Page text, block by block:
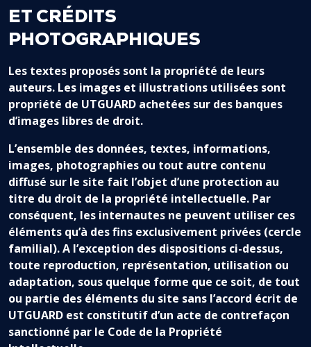
ET CRÉDITS
PHOTOGRAPHIQUES
Les textes proposés sont la propriété de leurs
auteurs. Les images et illustrations utilisées sont
propriété de UTGUARD achetées sur des banques
d’images libres de droit.
L’ensemble des données, textes, informations,
images, photographies ou tout autre contenu
diffusé sur le site fait l’objet d’une protection au
titre du droit de la propriété intellectuelle. Par
conséquent, les internautes ne peuvent utiliser ces
éléments qu’à des fins exclusivement privées (cercle
familial). A l’exception des dispositions ci-dessus,
toute reproduction, représentation, utilisation ou
adaptation, sous quelque forme que ce soit, de tout
ou partie des éléments du site sans l’accord écrit de
UTGUARD est constitutif d’un acte de contrefaçon
sanctionné par le Code de la Propriété